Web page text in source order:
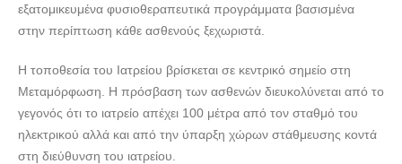
εξατομικευμένα φυσιοθεραπευτικά προγράμματα βασισμένα
στην περίπτωση κάθε ασθενούς ξεχωριστά.
Η τοποθεσία του Ιατρείου βρίσκεται σε κεντρικό σημείο στη
Μεταμόρφωση. Η πρόσβαση των ασθενών διευκολύνεται από το
γεγονός ότι το ιατρείο απέχει 100 μέτρα από τον σταθμό του
ηλεκτρικού αλλά και από την ύπαρξη χώρων στάθμευσης κοντά
στη διεύθυνση του ιατρείου.